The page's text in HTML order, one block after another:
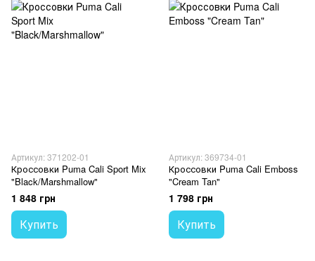
Артикул: 371202-01
Кроссовки Puma Cali Sport Mix
"Black/Marshmallow"
1 848 грн
Купить
Артикул: 369734-01
Кроссовки Puma Cali Emboss
"Cream Tan"
1 798 грн
Купить